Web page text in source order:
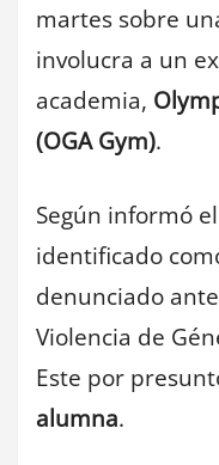
martes sobre
involucra a un
academia,
(OGA Gym).
Según informó el
identificado
denunciado
Violencia de
Este por
alumna.